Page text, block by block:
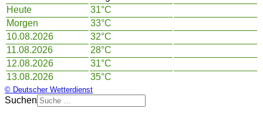
Heute
31°C
Morgen
33°C
10.08.2026
32°C
11.08.2026
28°C
12.08.2026
31°C
13.08.2026
35°C
© Deutscher Wetterdienst
Suchen